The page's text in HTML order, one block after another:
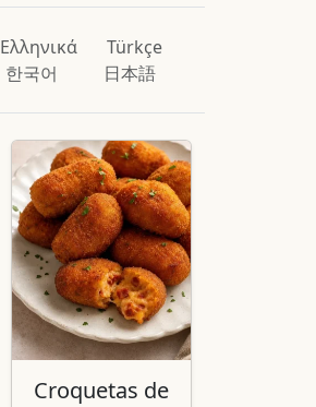
Ελληνικά
Türkçe
한국어 日本語
Croquetas de